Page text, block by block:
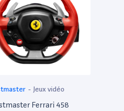
- Jeux vidéo
Ferrari 458